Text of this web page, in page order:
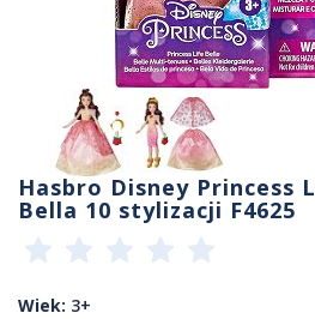
Hasbro Disney Princess
Bella 10 stylizacji F4625
Wiek: 3+